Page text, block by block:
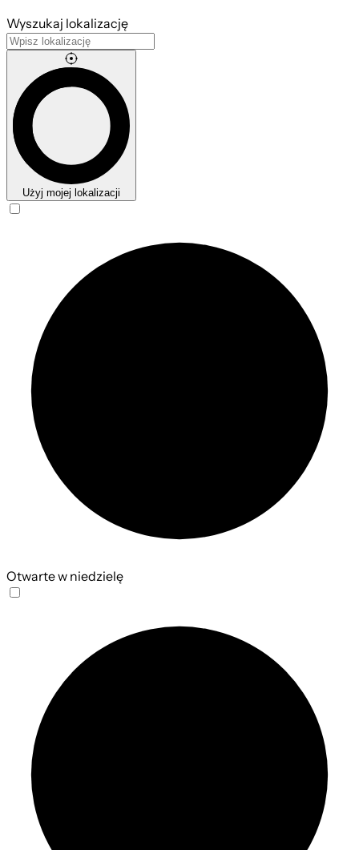
Wyszukaj lokalizację
Użyj mojej lokalizacji
Otwarte w niedzielę